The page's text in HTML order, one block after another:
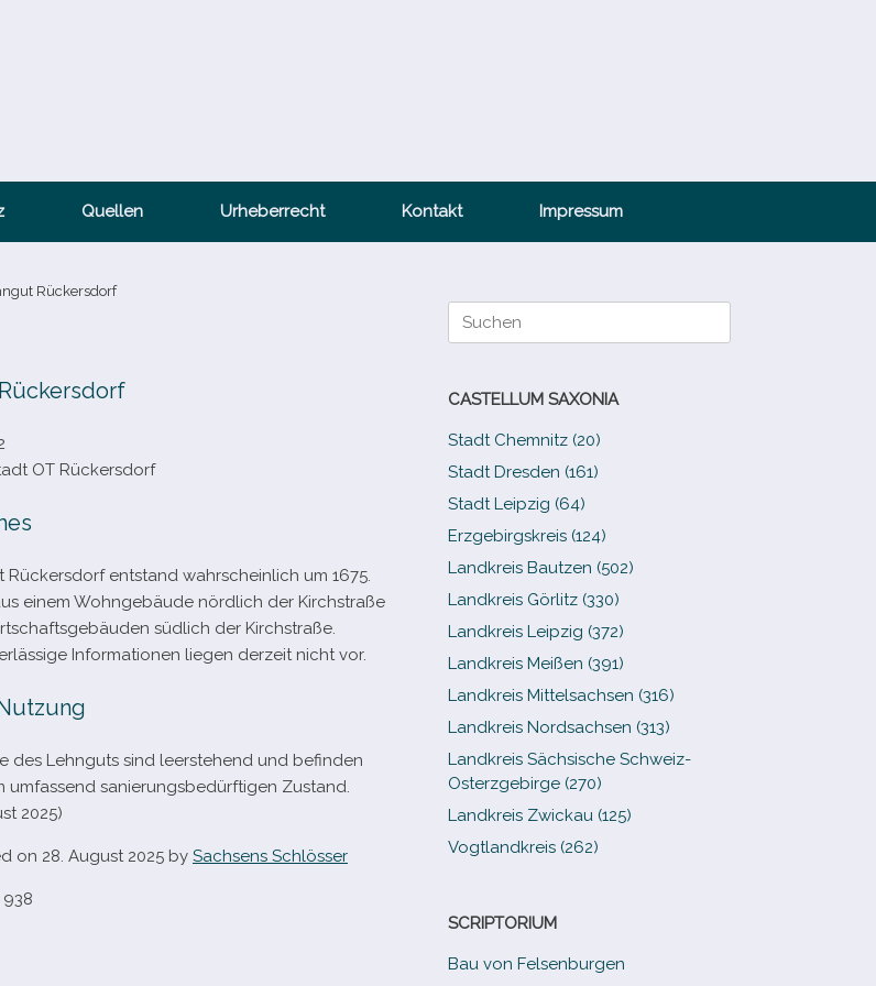
Quellen Urheberrecht Kontakt Impressum
Rückersdorf
OT Rückersdorf
Rückersdorf ent­stand wahr­schein­lich um 1675.
einem Wohngebäude nörd­lich der Kirchstraße
süd­lich der Kirchstraße.
Informationen lie­gen der­zeit nicht vor.
des Lehnguts sind leer­ste­hend und befin­den
umfas­send sanie­rungs­be­dürf­ti­gen Zustand.
2025)
on 28. August 2025 by Sachsens Schlösser
938
Suche
nach:
CASTELLUM SAXONIA
Stadt Chemnitz (20)
Stadt Dresden (161)
Stadt Leipzig (64)
Erzgebirgskreis (124)
Landkreis Bautzen (502)
Landkreis Görlitz (330)
Landkreis Leipzig (372)
Landkreis Meißen (391)
Landkreis Mittelsachsen (316)
Landkreis Nordsachsen (313)
Landkreis Sächsische Schweiz-​
Osterzgebirge (270)
Landkreis Zwickau (125)
Vogtlandkreis (262)
SCRIPTORIUM
Bau von Felsenburgen